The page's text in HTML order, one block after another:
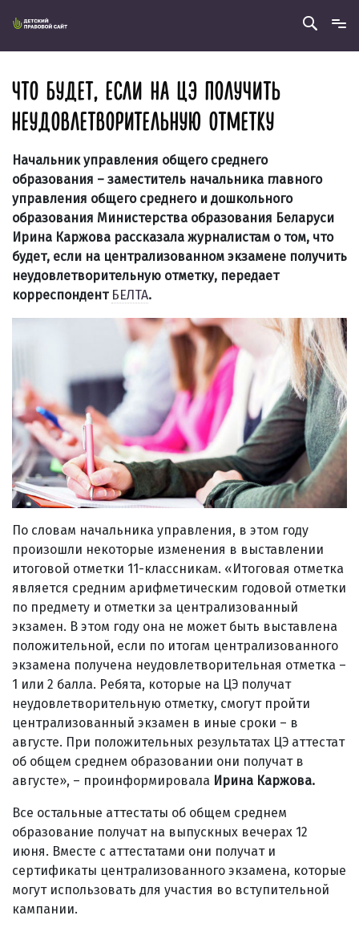
ЧТО БУДЕТ, ЕСЛИ НА ЦЭ ПОЛУЧИТЬ
НЕУДОВЛЕТВОРИТЕЛЬНУЮ ОТМЕТКУ
Начальник управления общего среднего
образования – заместитель начальника главного
управления общего среднего и дошкольного
образования Министерства образования Беларуси
Ирина Каржова рассказала журналистам о том, что
будет, если на централизованном экзамене получить
неудовлетворительную отметку, передает
корреспондент БЕЛТА.
По словам начальника управления, в этом году
произошли некоторые изменения в выставлении
итоговой отметки 11-классникам. «Итоговая отметка
является средним арифметическим годовой отметки
по предмету и отметки за централизованный
экзамен. В этом году она не может быть выставлена
положительной, если по итогам централизованного
экзамена получена неудовлетворительная отметка –
1 или 2 балла. Ребята, которые на ЦЭ получат
неудовлетворительную отметку, смогут пройти
централизованный экзамен в иные сроки – в
августе. При положительных результатах ЦЭ аттестат
об общем среднем образовании они получат в
августе», – проинформировала Ирина Каржова.
Все остальные аттестаты об общем среднем
образование получат на выпускных вечерах 12
июня. Вместе с аттестатами они получат и
сертификаты централизованного экзамена, которые
могут использовать для участия во вступительной
кампании.